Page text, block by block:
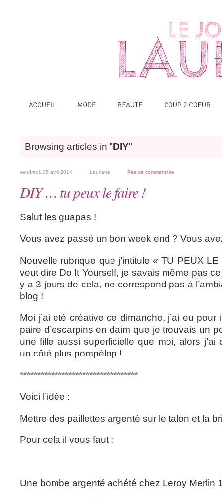
Browsing articles in "DIY"
vendredi, 25 avril 2014 Lauriane Pas de commentaire
DIY … tu peux le faire !
Salut les guapas !
Vous avez passé un bon week end ? Vous
Nouvelle rubrique que j’intitule « TU PEUX
veut dire Do It Yourself, je savais même pas
y a 3 jours de cela, ne correspond pas à
blog !
Moi j’ai été créative ce dimanche, j’ai eu
paire d’escarpins en daim que je trouvais un
une fille aussi superficielle que moi, alors j’ai
un côté plus pompélop !
**********************************
Voici l’idée :
Mettre des paillettes argenté sur le talon et la
Pour cela il vous faut :
Une bombe argenté achété chez Leroy Merlin